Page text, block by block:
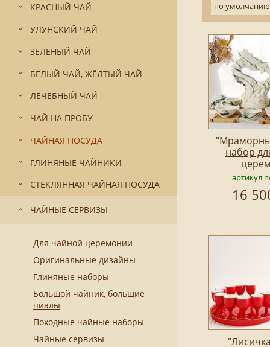
КРАСНЫЙ ЧАЙ
УЛУНСКИЙ ЧАЙ
ЗЕЛЁНЫЙ ЧАЙ
БЕЛЫЙ ЧАЙ, ЖЁЛТЫЙ ЧАЙ
ЛЕЧЕБНЫЙ ЧАЙ
ЧАЙ НА ПРОБУ
ЧАЙНАЯ ПОСУДА
ГЛИНЯНЫЕ ЧАЙНИКИ
СТЕКЛЯННАЯ ЧАЙНАЯ ПОСУДА
ЧАЙНЫЕ СЕРВИЗЫ
Для чайной церемонии
Оригинальные дизайны
Глиняные наборы
Большой чайник, большие
пиалы
Походные чайные наборы
Чайные сервизы -
по умолчанию
набор
артикул
16